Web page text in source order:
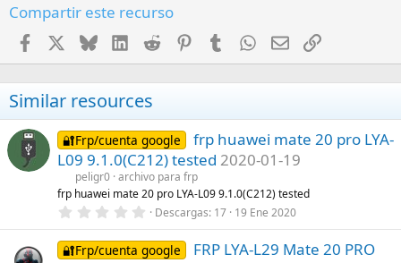
Compartir este recurso
Facebook BlueskyLinkedInReddit PinterestTumblr WhatsApp
EmailEnlace
Similar resources
🔐Frp/cuenta google
frp huawei mate 20 pro LYA-
L09 9.1.0(C212) tested 2020-01-19
peligr0 archivo para frp
frp huawei mate 20 pro LYA-L09 9.1.0(C212) tested
0
0
0
Descargas 17 19 Ene 2020
🔐Frp/cuenta google
FRP LYA-L29 Mate 20 PRO